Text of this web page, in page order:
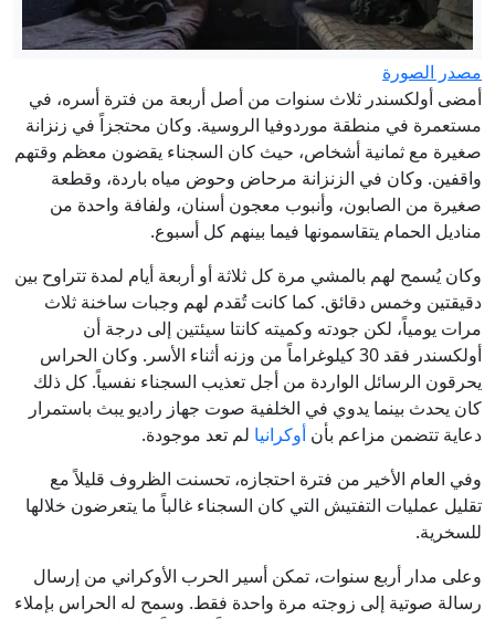
مصدر الصورة
أمضى أولكسندر ثلاث سنوات من أصل أربعة من فترة أسره، في
مستعمرة في منطقة موردوفيا الروسية. وكان محتجزاً في زنزانة
صغيرة مع ثمانية أشخاص، حيث كان السجناء يقضون معظم وقتهم
واقفين. وكان في الزنزانة مرحاض وحوض مياه باردة، وقطعة
صغيرة من الصابون، وأنبوب معجون أسنان، ولفافة واحدة من
مناديل الحمام يتقاسمونها فيما بينهم كل أسبوع.
وكان يُسمح لهم بالمشي مرة كل ثلاثة أو أربعة أيام لمدة تتراوح بين
دقيقتين وخمس دقائق. كما كانت تُقدم لهم وجبات ساخنة ثلاث
مرات يومياً، لكن جودته وكميته كانتا سيئتين إلى درجة أن
أولكسندر فقد 30 كيلوغراماً من وزنه أثناء الأسر. وكان الحراس
يحرقون الرسائل الواردة من أجل تعذيب السجناء نفسياً. كل ذلك
كان يحدث بينما يدوي في الخلفية صوت جهاز راديو يبث باستمرار
دعاية تتضمن مزاعم بأن أوكرانيا لم تعد موجودة.
وفي العام الأخير من فترة احتجازه، تحسنت الظروف قليلاً مع
تقليل عمليات التفتيش التي كان السجناء غالباً ما يتعرضون خلالها
للسخرية.
وعلى مدار أربع سنوات، تمكن أسير الحرب الأوكراني من إرسال
رسالة صوتية إلى زوجته مرة واحدة فقط. وسمح له الحراس بإملاء